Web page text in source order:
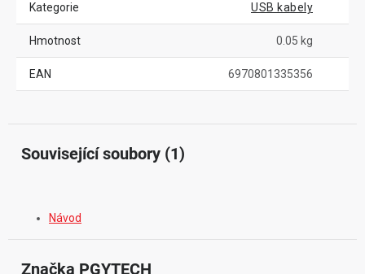
Kategorie USB kabely
Hmotnost 0.05 kg
EAN 6970801335356
Související soubory (1)
Návod
Značka PGYTECH